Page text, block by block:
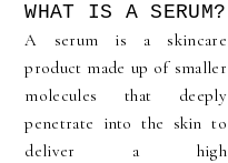
WHAT IS A SERUM?
A serum is a skincare
product made up of smaller
molecules that deeply
penetrate into the skin to
deliver a high